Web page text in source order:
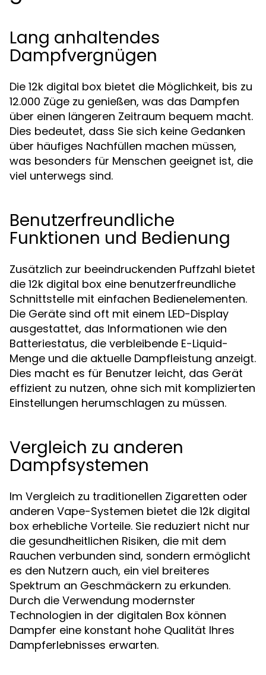
Lang anhaltendes
Dampfvergnügen
Die 12k digital box bietet die Möglichkeit, bis zu
12.000 Züge zu genießen, was das Dampfen
über einen längeren Zeitraum bequem macht.
Dies bedeutet, dass Sie sich keine Gedanken
über häufiges Nachfüllen machen müssen,
was besonders für Menschen geeignet ist, die
viel unterwegs sind.
Benutzerfreundliche
Funktionen und Bedienung
Zusätzlich zur beeindruckenden Puffzahl bietet
die 12k digital box eine benutzerfreundliche
Schnittstelle mit einfachen Bedienelementen.
Die Geräte sind oft mit einem LED-Display
ausgestattet, das Informationen wie den
Batteriestatus, die verbleibende E-Liquid-
Menge und die aktuelle Dampfleistung anzeigt.
Dies macht es für Benutzer leicht, das Gerät
effizient zu nutzen, ohne sich mit komplizierten
Einstellungen herumschlagen zu müssen.
Vergleich zu anderen
Dampfsystemen
Im Vergleich zu traditionellen Zigaretten oder
anderen Vape-Systemen bietet die 12k digital
box erhebliche Vorteile. Sie reduziert nicht nur
die gesundheitlichen Risiken, die mit dem
Rauchen verbunden sind, sondern ermöglicht
es den Nutzern auch, ein viel breiteres
Spektrum an Geschmäckern zu erkunden.
Durch die Verwendung modernster
Technologien in der digitalen Box können
Dampfer eine konstant hohe Qualität Ihres
Dampferlebnisses erwarten.